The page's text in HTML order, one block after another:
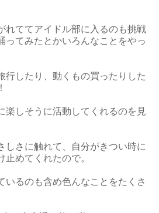
れててアイドル部に入るのも挑戦
ってみたとかいろんなことをやっ
行したり、動くもの買ったりした
楽しそうに活動してくれるのを見
しさに触れて、自分がきつい時に
めてくれたので。
いるのも含め色んなことをたくさ